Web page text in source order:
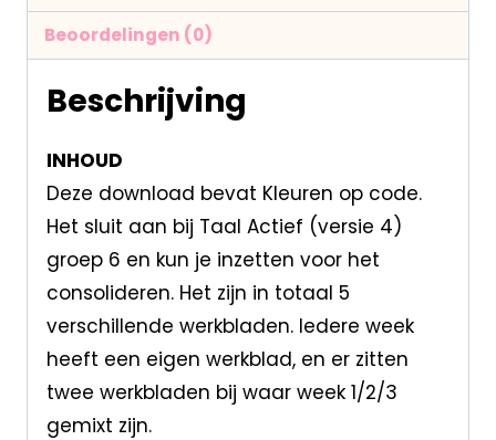
Beoordelingen (0)
Beschrijving
INHOUD
Deze download bevat Kleuren op code.
Het sluit aan bij Taal Actief (versie 4)
groep 6 en kun je inzetten voor het
consolideren. Het zijn in totaal 5
verschillende werkbladen. Iedere week
heeft een eigen werkblad, en er zitten
twee werkbladen bij waar week 1/2/3
gemixt zijn.